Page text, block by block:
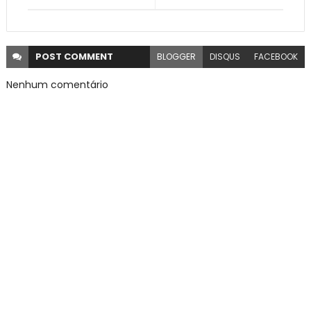
POST COMMENT BLOGGER DISQUS FACEBOOK
Nenhum comentário